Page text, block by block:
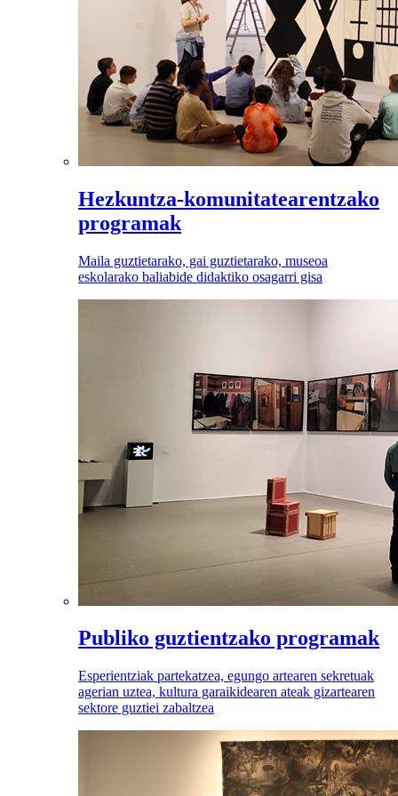
Hezkuntza-komunitatearentzako
programak
Maila guztietarako, gai guztietarako, museoa
eskolarako baliabide didaktiko osagarri gisa
Publiko guztientzako programak
Esperientziak partekatzea, egungo artearen sekretuak
agerian uztea, kultura garaikidearen ateak gizartearen
sektore guztiei zabaltzea